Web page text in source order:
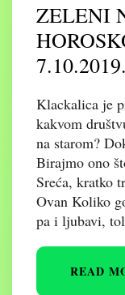
ZELENI
7.10.2019.
Klackalica je
kakvom
na starom?
Birajmo ono
Sreća, kratko
Ovan Koliko
pa i ljubavi,
READ